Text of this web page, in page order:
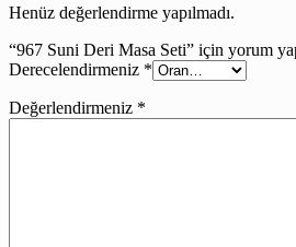
Henüz değerlendirme yapılmadı.
“967 Suni Deri Masa Seti” için yorum
Derecelendirmeniz *
Değerlendirmeniz *